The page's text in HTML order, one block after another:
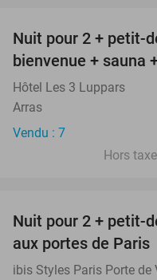
Nuit pour 2 + petit-
bienvenue + sauna
Hôtel Les 3 Luppars
Arras
Vendu : 7
Hors
Nuit pour 2 + petit-
aux portes de Paris
ibis Styles Paris Porte de